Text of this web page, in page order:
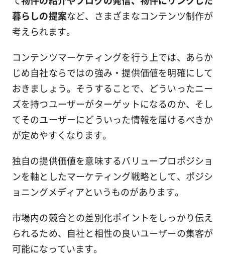
暮らしの提案など、さまざまなコンテンツ制作が
考えられます。
コンテンツマーケティングを行う上では、あらか
じめ自社ならではの強み・提供価値を明確にして
おきましょう。そうすることで、どういったニー
ズを持つユーザーがターゲットになるのか、そし
てそのユーザーにどういった情報を届けるべきか
が定めやすくなります。
独自の提供価値を意味するバリュープロポジショ
ンを軸としたマーケティング戦略として、ポジシ
ョニングメディアというものがあります。
市場内の競合との差別化ポイントをしっかり伝え
られるため、自社と相性の良いユーザーの集客が
可能になっています。